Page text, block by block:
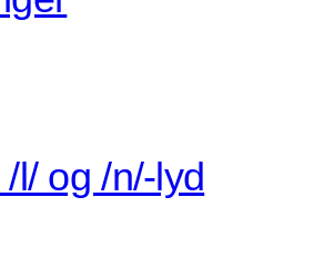
l/ og /n/-lyd